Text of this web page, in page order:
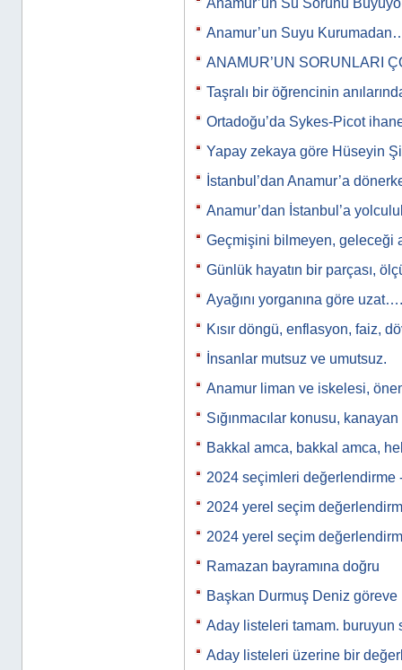
Anamur’un Suyu
ANAMUR’UN SORUNLARI
Taşralı bir öğrencinin
Ortadoğu’da Sykes-Picot
Yapay zekaya göre Hüseyin
İstanbul’dan Anamur’a
Anamur’dan İstanbul’a
Geçmişini bilmeyen, geleceği
Günlük hayatın bir parçası,
Ayağını yorganına göre uzat….
Kısır döngü, enflasyon, faiz,
İnsanlar mutsuz ve umutsuz.
Anamur liman ve iskelesi,
Sığınmacılar konusu, kanayan
Bakkal amca, bakkal amca,
2024 seçimleri değerlendirme
2024 yerel seçim
2024 yerel seçim
Ramazan bayramına doğru
Başkan Durmuş Deniz göreve
Aday listeleri tamam. buruyun
Aday listeleri üzerine bir